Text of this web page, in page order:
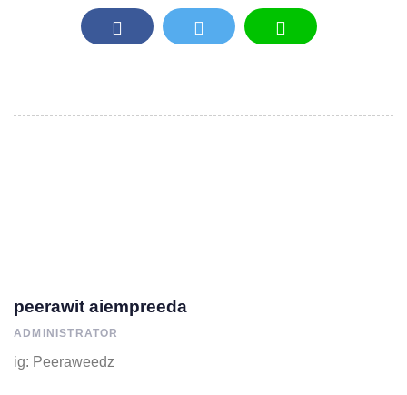
peerawit aiempreeda
ADMINISTRATOR
ig: Peeraweedz